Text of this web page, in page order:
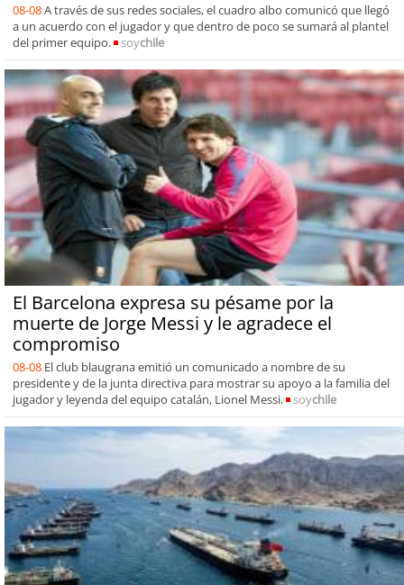
08-08A través de sus redes sociales, el cuadro albo comunicó que llegó
a un acuerdo con el jugador y que dentro de poco se sumará al plantel
del primer equipo.
soychile
El Barcelona expresa su pésame por la
muerte de Jorge Messi y le agradece el
compromiso
08-08 El club blaugrana emitió un comunicado a nombre de su
presidente y de la junta directiva para mostrar su apoyo a la familia del
jugador y leyenda del equipo catalán, Lionel Messi.
soychile